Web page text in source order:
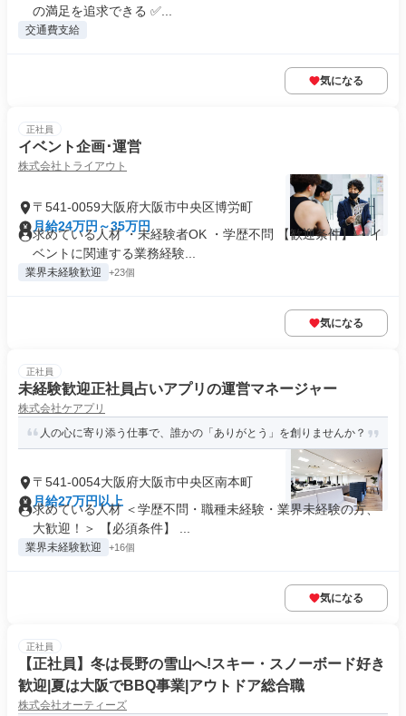
の満足を追求できる ✅...
交通費支給
気になる
正社員
イベント企画･運営
株式会社トライアウト
〒541-0059大阪府大阪市中央区博労町
月給24万円～35万円
求めている人材 ・未経験者OK ・学歴不問 【歓迎条件】 ・イ
ベントに関連する業務経験...
業界未経験歓迎 +23個
気になる
正社員
未経験歓迎正社員占いアプリの運営マネージャー
株式会社ケアプリ
人の心に寄り添う仕事で、誰かの「ありがとう」を創りませんか？
〒541-0054大阪府大阪市中央区南本町
月給27万円以上
求めている人材 ＜学歴不問・職種未経験・業界未経験の方、
大歓迎！＞ 【必須条件】 ...
業界未経験歓迎 +16個
気になる
正社員
【正社員】冬は長野の雪山へ!スキー・スノーボード好き
歓迎|夏は大阪でBBQ事業|アウトドア総合職
株式会社オーティーズ